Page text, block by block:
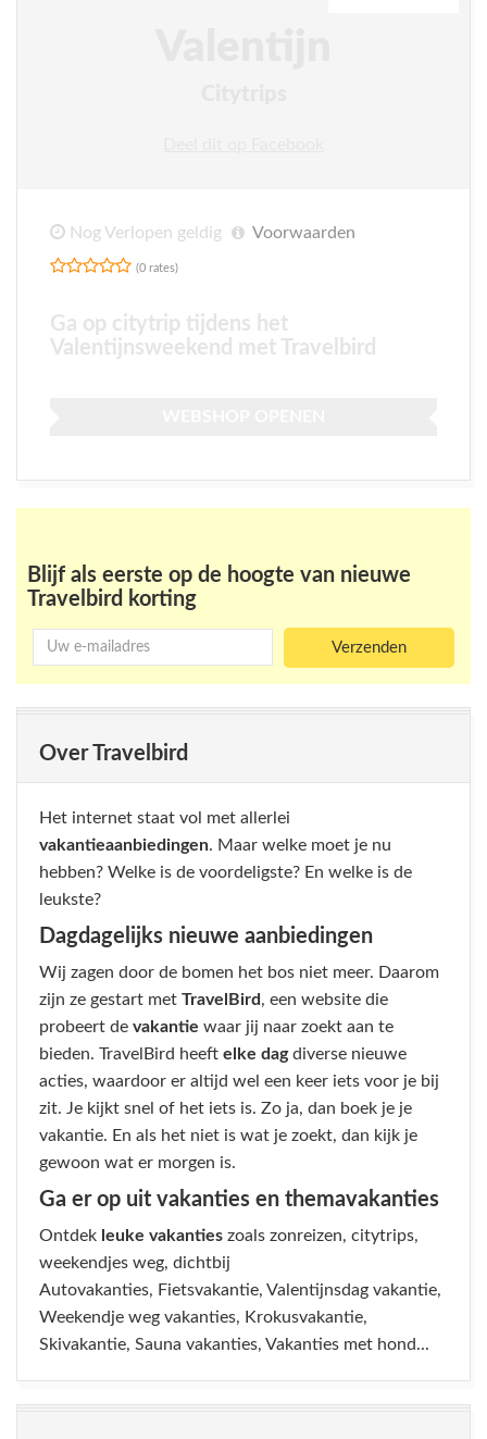
Nog Verlopen geldig Voorwaarden
(0 rates)
Ga op citytrip tijdens het
Valentijnsweekend met Travelbird
Blijf als eerste op de hoogte van nieuwe
Travelbird korting
Over Travelbird
Het internet staat vol met allerlei
vakantieaanbiedingen. Maar welke moet je nu
hebben? Welke is de voordeligste? En welke is de
leukste?
Dagdagelijks nieuwe aanbiedingen
Wij zagen door de bomen het bos niet meer. Daarom
zijn ze gestart met TravelBird, een website die
probeert de vakantie waar jij naar zoekt aan te
bieden. TravelBird heeft elke dagdiverse nieuwe
acties, waardoor er altijd wel een keer iets voor je bij
zit. Je kijkt snel of het iets is. Zo ja, dan boek je je
vakantie. En als het niet is wat je zoekt, dan kijk je
gewoon wat er morgen is.
Ga er op uit vakanties en themavakanties
Ontdek leuke vakanties zoals zonreizen, citytrips,
weekendjes weg, dichtbij
Autovakanties, Fietsvakantie, Valentijnsdag vakantie,
Weekendje weg vakanties, Krokusvakantie,
Skivakantie, Sauna vakanties, Vakanties met hond...